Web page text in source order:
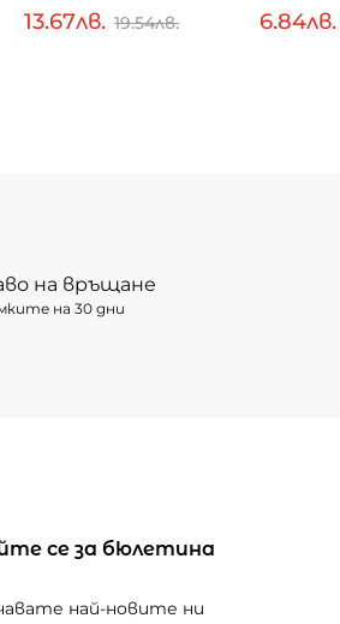
13.67лв. 19.54лв.
на връщане
на 30 дни
се за бюлетина
най-новите ни